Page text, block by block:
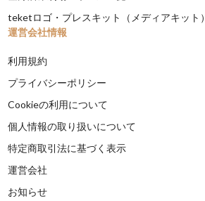
teketロゴ・プレスキット（メディアキット）
運営会社情報
利用規約
プライバシーポリシー
Cookieの利用について
個人情報の取り扱いについて
特定商取引法に基づく表示
運営会社
お知らせ